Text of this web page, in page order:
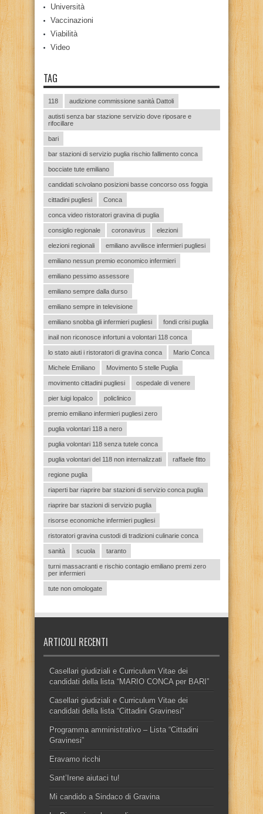
Università
Vaccinazioni
Viabilità
Video
TAG
118 audizione commissione sanità Dattoli
autisti senza bar stazione servizio dove riposare e
rifocillare
bari
bar stazioni di servizio puglia rischio fallimento conca
bocciate tute emiliano
candidati scivolano posizioni basse concorso oss foggia
cittadini pugliesi Conca
conca video ristoratori gravina di puglia
consiglio regionale coronavirus elezioni
elezioni regionali emiliano avvilisce infermieri pugliesi
emiliano nessun premio economico infermieri
emiliano pessimo assessore
emiliano sempre dalla durso
emiliano sempre in televisione
emiliano snobba gli infermieri pugliesi fondi crisi puglia
inail non riconosce infortuni a volontari 118 conca
lo stato aiuti i ristoratori di gravina conca Mario Conca
Michele Emiliano Movimento 5 stelle Puglia
movimento cittadini pugliesi ospedale di venere
pier luigi lopalco policlinico
premio emiliano infermieri pugliesi zero
puglia volontari 118 a nero
puglia volontari 118 senza tutele conca
puglia volontari del 118 non internalizzati raffaele fitto
regione puglia
riaperti bar riaprire bar stazioni di servizio conca puglia
riaprire bar stazioni di servizio puglia
risorse economiche infermieri pugliesi
ristoratori gravina custodi di tradizioni culinarie conca
sanità scuola taranto
turni massacranti e rischio contagio emiliano premi zero
per infermieri
tute non omologate
ARTICOLI RECENTI
Casellari giudiziali e Curriculum Vitae dei
candidati della lista “MARIO CONCA per BARI”
Casellari giudiziali e Curriculum Vitae dei
candidati della lista “Cittadini Gravinesi”
Programma amministrativo – Lista “Cittadini
Gravinesi”
Eravamo ricchi
Sant’Irene aiutaci tu!
Mi candido a Sindaco di Gravina